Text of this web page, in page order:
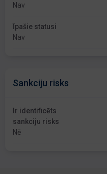
Nav
Īpašie statusi
Nav
Sankciju risks
Ir identificēts
sankciju risks
Nē